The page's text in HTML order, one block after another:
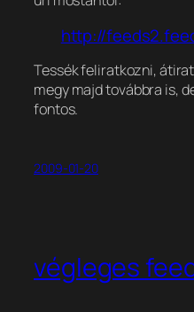
http://
Tessék feliratkozni,
megy majd továbbra is,
fontos.
2009-01-20
végleges